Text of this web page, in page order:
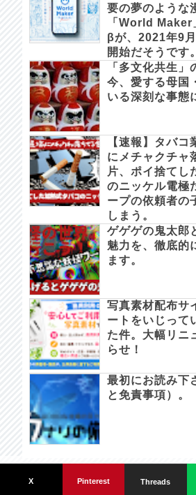
要の夢のような
「World Maker
βが、2021年9
開始だそうです。
「多文化共生」
今、愛する母国
いる深刻な事態
【速報】タバ
にメチャクチャ
片、ポイ捨てし
のニッケル電極
ープの依頼者の
しまう。
ゲゲゲの鬼太郎
魅力を、徹底的
ます。
写真素材配布サ
ートをいじって
た件。大幅リニ
らせ！
最初にお読み下
と免責事項）。
X Pinterest Threads